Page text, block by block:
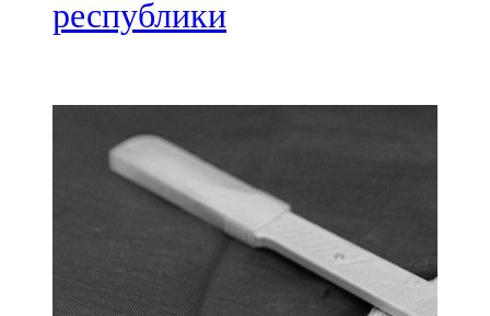
106,2 FM
Минзәлә
107,3 FM
Мөслим
Нурлат
республики